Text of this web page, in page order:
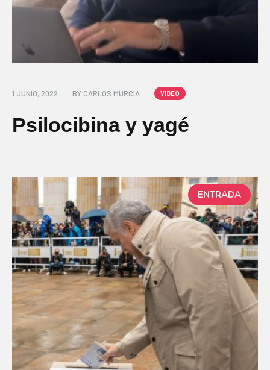
1 JUNIO, 2022 BY CARLOS MURCIA VIDEO
Psilocibina y yagé
ENTRADA